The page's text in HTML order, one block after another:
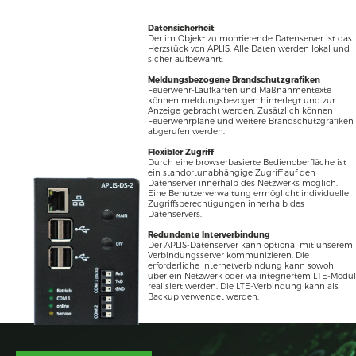
Datensicherheit
Der im Objekt zu montierende Datenserver ist das
Herzstück von APLIS. Alle Daten werden lokal und
sicher aufbewahrt.
Meldungsbezogene Brandschutzgrafiken
Feuerwehr-Laufkarten und Maßnahmentexte
können meldungsbezogen hinterlegt und zur
Anzeige gebracht werden. Zusätzlich können
Feuerwehrpläne und weitere Brandschutzgrafiken
abgerufen werden.
Flexibler Zugriff
Durch eine browserbasierte Bedienoberfläche ist
ein standortunabhängige Zugriff auf den
Datenserver innerhalb des Netzwerks möglich.
Eine Benutzerverwaltung ermöglicht individuelle
Zugriffsberechtigungen innerhalb des
Datenservers.
Redundante Interverbindung
Der APLIS-Datenserver kann optional mit unserem
Verbindungsserver kommunizieren. Die
erforderliche Internetverbindung kann sowohl
über ein Netzwerk oder via integriertem LTE-Modul
realisiert werden. Die LTE-Verbindung kann als
Backup verwendet werden.